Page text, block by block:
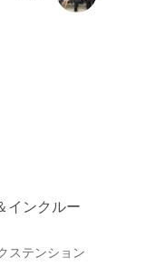
インクルー
ステンション